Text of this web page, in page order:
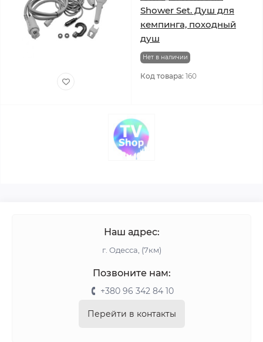
Shower Set. Душ для
кемпинга, походный
душ
Нет в наличии
Код товара: 160
Наш адрес:
г. Одесса, (7км)
Позвоните нам:
+380 96 342 84 10
Перейти в контакты